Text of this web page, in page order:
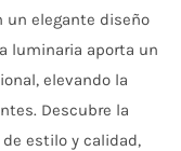
un elegante diseño
luminaria aporta un
elevando la
Descubre la
estilo y calidad,